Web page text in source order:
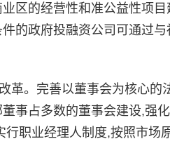
区的经营性和准公益性项
的政府投融资公司可通过
。完善以董事会为核心的
事占多数的董事会建设,强
行职业经理人制度,按照市场